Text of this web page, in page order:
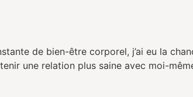
de bien-être corporel, j’ai eu la
une relation plus saine avec moi-